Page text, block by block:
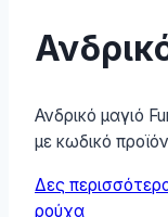
Ανδρικό μαγιό
με κωδικό
Δες
ρούχα